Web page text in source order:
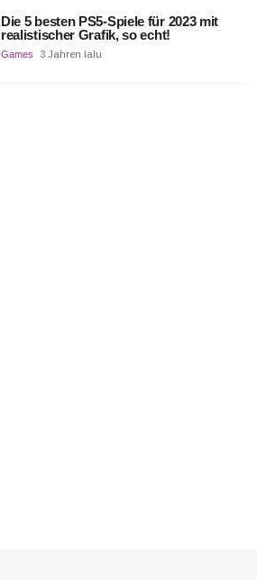
Die 5 besten PS5-Spiele für 2023 mit
realistischer Grafik, so echt!
Games 3 Jahren lalu